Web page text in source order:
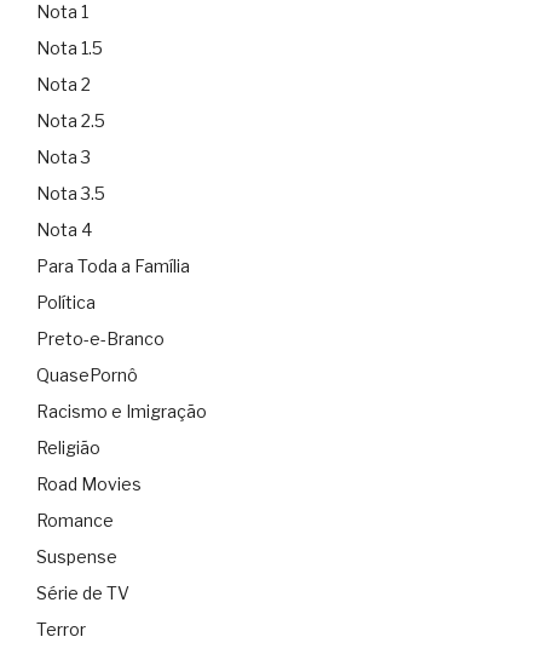
Nota 1
Nota 1.5
Nota 2
Nota 2.5
Nota 3
Nota 3.5
Nota 4
Para Toda a Família
Política
Preto-e-Branco
QuasePornô
Racismo e Imigração
Religião
Road Movies
Romance
Suspense
Série de TV
Terror